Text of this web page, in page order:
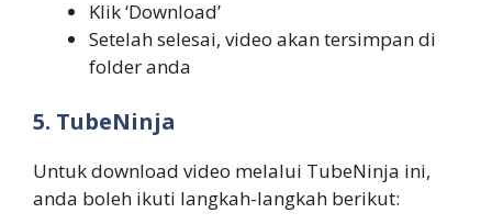
Klik ‘Download’
Setelah selesai, video akan tersimpan di
folder anda
5. TubeNinja
Untuk download video melalui TubeNinja ini,
anda boleh ikuti langkah-langkah berikut: